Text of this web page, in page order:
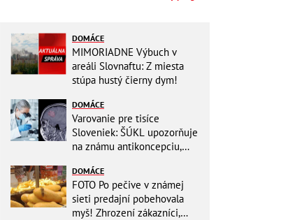
DOMÁCE
MIMORIADNE Výbuch v
areáli Slovnaftu: Z miesta
stúpa hustý čierny dym!
DOMÁCE
Varovanie pre tisíce
Sloveniek: ŠÚKL upozorňuje
na známu antikoncepciu,
DOMÁCE
FOTO Po pečive v známej
sieti predajní pobehovala
myš! Zhrození zákazníci,